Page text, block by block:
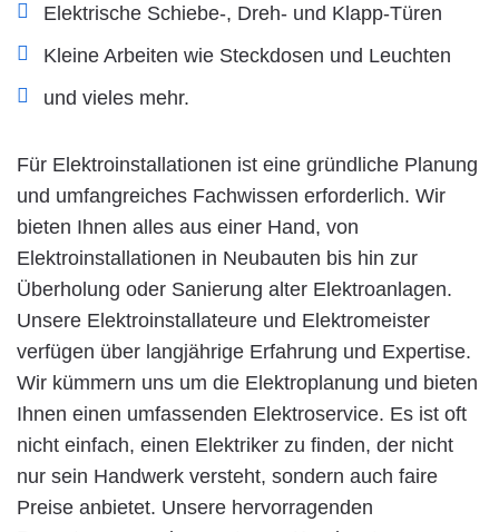
Elektrische Schiebe-, Dreh- und Klapp-Türen
Kleine Arbeiten wie Steckdosen und Leuchten
und vieles mehr.
Für Elektroinstallationen ist eine gründliche Planung
und umfangreiches Fachwissen erforderlich. Wir
bieten Ihnen alles aus einer Hand, von
Elektroinstallationen in Neubauten bis hin zur
Überholung oder Sanierung alter Elektroanlagen.
Unsere Elektroinstallateure und Elektromeister
verfügen über langjährige Erfahrung und Expertise.
Wir kümmern uns um die Elektroplanung und bieten
Ihnen einen umfassenden Elektroservice. Es ist oft
nicht einfach, einen Elektriker zu finden, der nicht
nur sein Handwerk versteht, sondern auch faire
Preise anbietet. Unsere hervorragenden